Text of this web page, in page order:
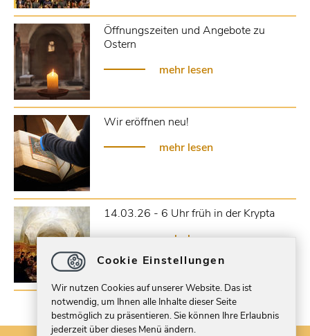
Öffnungszeiten und Angebote zu
Ostern
mehr lesen
Wir eröffnen neu!
mehr lesen
14.03.26 - 6 Uhr früh in der Krypta
mehr lesen
Cookie Einstellungen
Wir nutzen Cookies auf unserer Website. Das ist
notwendig, um Ihnen alle Inhalte dieser Seite
bestmöglich zu präsentieren. Sie können Ihre Erlaubnis
jederzeit über dieses Menü ändern.